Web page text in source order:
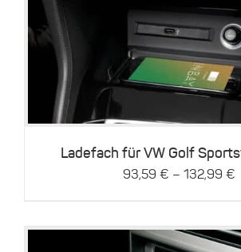
Dieses
Produkt
weist
mehrere
Varianten
Die
können
auf
der
werden
Details
Ladefach für VW Golf
93,59 € – 132,99 €